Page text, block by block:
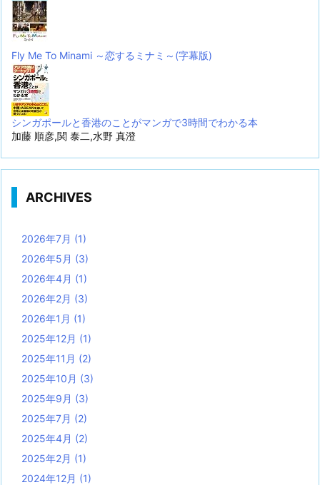
Fly Me To Minami ～恋するミナミ～(字幕版)
シンガポールと香港のことがマンガで3時間でわかる本
加藤 順彦,関 泰二,水野 真澄
ARCHIVES
2026年7月 (1)
2026年5月 (3)
2026年4月 (1)
2026年2月 (3)
2026年1月 (1)
2025年12月 (1)
2025年11月 (2)
2025年10月 (3)
2025年9月 (3)
2025年7月 (2)
2025年4月 (2)
2025年2月 (1)
2024年12月 (1)